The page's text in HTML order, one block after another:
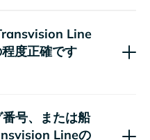
度正確です
号、または船
の